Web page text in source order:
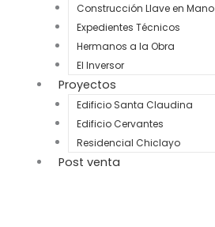
Construcción Llave en Mano
Expedientes Técnicos
Hermanos a la Obra
El Inversor
Proyectos
Edificio Santa Claudina
Edificio Cervantes
Residencial Chiclayo
Post venta